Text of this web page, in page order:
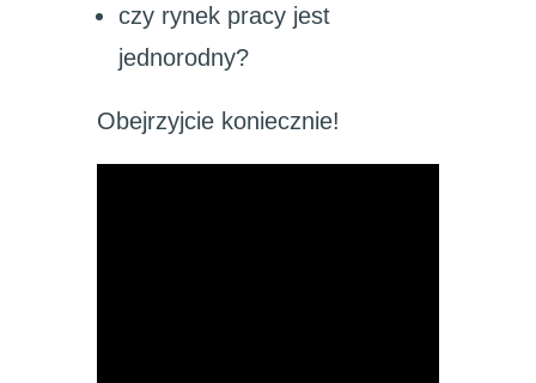
czy rynek pracy jest
jednorodny?
Obejrzyjcie koniecznie!